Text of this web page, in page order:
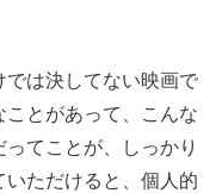
では決してない映画で
とがあって、こんな
てことが、しっかり
ただけると、個人的